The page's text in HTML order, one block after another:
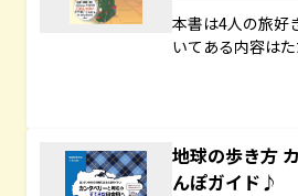
本書は4人の旅好
いてある内容はた
地球の歩き方
んぽガイド♪